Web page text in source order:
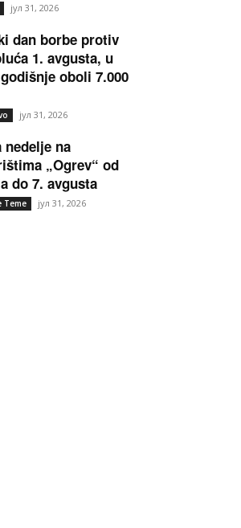
јул 31, 2026
dan borbe protiv
1. avgusta, u
oboli 7.000
јул 31, 2026
nedelje na
„Ogrev“ od
do 7. avgusta
Teme јул 31, 2026